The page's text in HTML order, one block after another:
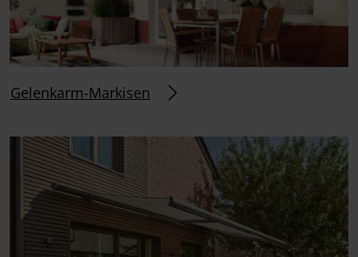
Gelenkarm-Markisen